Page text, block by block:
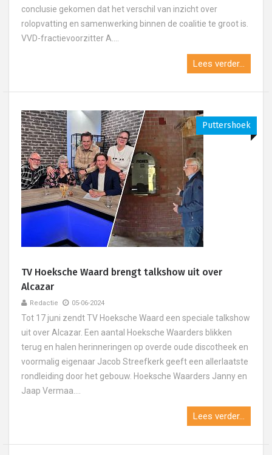
conclusie gekomen dat het verschil van inzicht over
rolopvatting en samenwerking binnen de coalitie te groot is.
VVD-fractievoorzitter A....
Lees verder...
Puttershoek
TV Hoeksche Waard brengt talkshow uit over
Alcazar
Redactie 05-06-2024
Tot 17 juni zendt TV Hoeksche Waard een speciale talkshow
uit over Alcazar. Een aantal Hoeksche Waarders blikken
terug en halen herinneringen op overde oude discotheek en
voormalig eigenaar Jacob Streefkerk geeft een allerlaatste
rondleiding door het gebouw. Hoeksche Waarders Janny en
Jaap Vermaa....
Lees verder...